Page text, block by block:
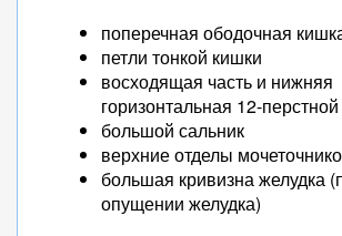
поперечная ободочная
петли тонкой кишки
восходящая часть и нижняя
горизонтальная 12-
большой сальник
верхние отделы
большая кривизна желудка
опущении желудка)